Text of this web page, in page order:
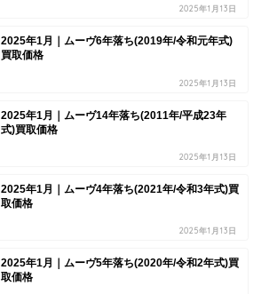
2025年1月13日
2025年1月｜ムーヴ6年落ち(2019年/令和元年式)
買取価格
2025年1月13日
2025年1月｜ムーヴ14年落ち(2011年/平成23年
式)買取価格
2025年1月13日
2025年1月｜ムーヴ4年落ち(2021年/令和3年式)買
取価格
2025年1月13日
2025年1月｜ムーヴ5年落ち(2020年/令和2年式)買
取価格